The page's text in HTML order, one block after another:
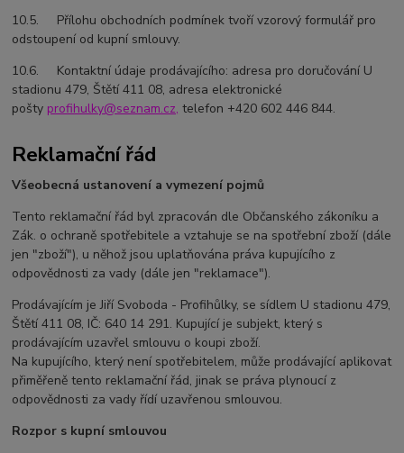
10.5. Přílohu obchodních podmínek tvoří vzorový formulář pro
odstoupení od kupní smlouvy.
10.6. Kontaktní údaje prodávajícího: adresa pro doručování U
stadionu 479, Štětí 411 08, adresa elektronické
pošty profihulky@seznam.cz, telefon +420 602 446 844.
Reklamační řád
Všeobecná ustanovení a vymezení pojmů
Tento reklamační řád byl zpracován dle Občanského zákoníku a
Zák. o ochraně spotřebitele a vztahuje se na spotřební zboží (dále
jen "zboží"), u něhož jsou uplatňována práva kupujícího z
odpovědnosti za vady (dále jen "reklamace").
Prodávajícím je Jiří Svoboda - Profihůlky, se sídlem U stadionu 479,
Štětí 411 08, IČ: 640 14 291. Kupující je subjekt, který s
prodávajícím uzavřel smlouvu o koupi zboží.
Na kupujícího, který není spotřebitelem, může prodávající aplikovat
přiměřeně tento reklamační řád, jinak se práva plynoucí z
odpovědnosti za vady řídí uzavřenou smlouvou.
Rozpor s kupní smlouvou